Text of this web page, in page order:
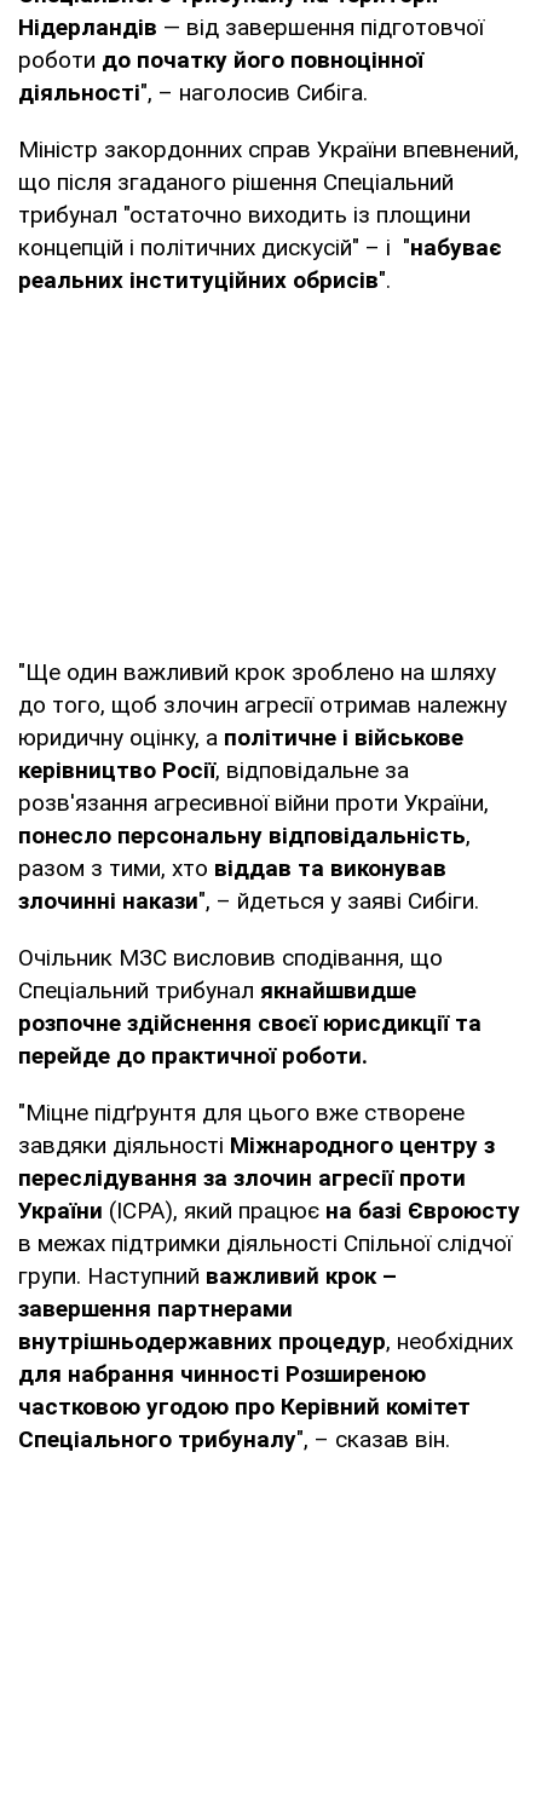
Нідерландів — від завершення підготовчої
роботи до початку його повноцінної
діяльності", – наголосив Сибіга.
Міністр закордонних справ України впевнений,
що після згаданого рішення Спеціальний
трибунал "остаточно виходить із площини
концепцій і політичних дискусій" – і "набуває
реальних інституційних обрисів".
"Ще один важливий крок зроблено на шляху
до того, щоб злочин агресії отримав належну
юридичну оцінку, а політичне і військове
керівництво Росії, відповідальне за
розв'язання агресивної війни проти України,
понесло персональну відповідальність,
разом з тими, хто віддав та виконував
злочинні накази", – йдеться у заяві Сибіги.
Очільник МЗС висловив сподівання, що
Спеціальний трибунал якнайшвидше
розпочне здійснення своєї юрисдикції та
перейде до практичної роботи.
"Міцне підґрунтя для цього вже створене
завдяки діяльності Міжнародного центру з
переслідування за злочин агресії проти
України (ICPA), який працює на базі Євроюсту
в межах підтримки діяльності Спільної слідчої
групи. Наступний важливий крок –
завершення партнерами
внутрішньодержавних процедур, необхідних
для набрання чинності Розширеною
частковою угодою про Керівний комітет
Спеціального трибуналу", – сказав він.